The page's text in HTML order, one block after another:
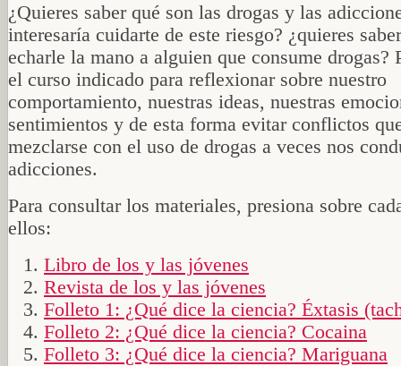
¿Quieres saber qué son las drogas y las
interesaría cuidarte de este riesgo? ¿quieres
echarle la mano a alguien que consume drogas?
el curso indicado para reflexionar sobre nuestro
comportamiento, nuestras ideas, nuestras
sentimientos y de esta forma evitar conflictos
mezclarse con el uso de drogas a veces nos
adicciones.
Para consultar los materiales, presiona sobre
ellos:
Libro de los y las jóvenes
Revista de los y las jóvenes
Folleto 1: ¿Qué dice la ciencia? Éxtasis
Folleto 2: ¿Qué dice la ciencia? Cocaina
Folleto 3: ¿Qué dice la ciencia? Mariguana